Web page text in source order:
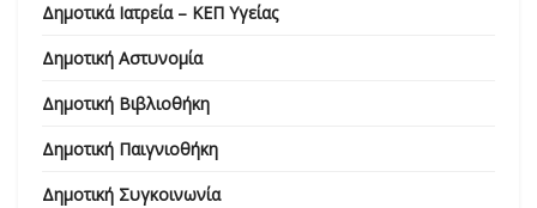
Δημοτικά Ιατρεία – ΚΕΠ Υγείας
Δημοτική Αστυνομία
Δημοτική Βιβλιοθήκη
Δημοτική Παιγνιοθήκη
Δημοτική Συγκοινωνία